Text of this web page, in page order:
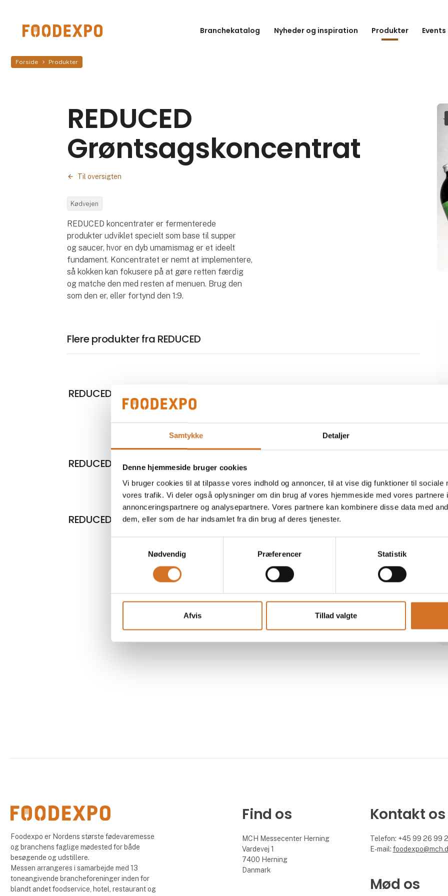
Samtykke Detaljer
Denne hjemmeside bruger cookies
Vi bruger cookies til at tilpasse vores indhold og annoncer, til at vise dig funktioner til sociale
vores trafik. Vi deler også oplysninger om din brug af vores hjemmeside med vores partnere
annonceringspartnere og analysepartnere. Vores partnere kan kombinere disse data med
dem, eller som de har indsamlet fra din brug af deres tjenester.
Nødvendig
Præferencer Statistik
Afvis Tillad valgte
Branchekatalog Nyheder og inspiration Produkter
Forside Produkter
REDUCED
Grøntsagskoncentrat
Til oversigten
Kødvejen
REDUCED koncentrater er fermenterede
produkter udviklet specielt som base til supper
og saucer, hvor en dyb umamismag er et ideelt
fundament. Koncentratet er nemt at implementere,
så kokken kan fokusere på at gøre retten færdig
og matche den med resten af menuen. Brug den
som den er, eller fortynd den 1:9.
Flere produkter fra REDUCED
REDUCED Hønsekoncentrat
REDUCED Umami Sauce Høns
REDUCED Kalvefond REDUCED Grøntsagsfond
Foodexpo er Nordens største fødevaremesse
og branchens faglige mødested for både
besøgende og udstillere.
Messen arrangeres i samarbejde med 13
toneangivende brancheforeninger inden for
blandt andet foodservice, hotel, restaurant og
Find os
MCH Messecenter Herning
Vardevej 1
7400 Herning
Danmark
Kontakt os
Telefon: +45 99 26 99
E-mail:
Mød os